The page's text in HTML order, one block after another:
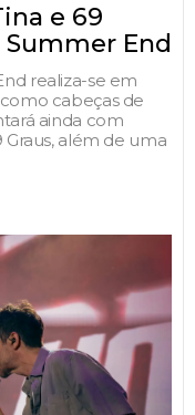
e 69
Summer End
realiza-se em
cabeças de
ainda com
Graus, além de uma